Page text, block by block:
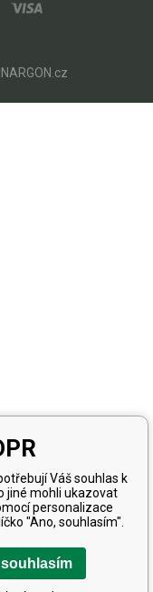
Váš souhlas k
jiné mohli ukazovat
personalizace
"Ano, souhlasím".